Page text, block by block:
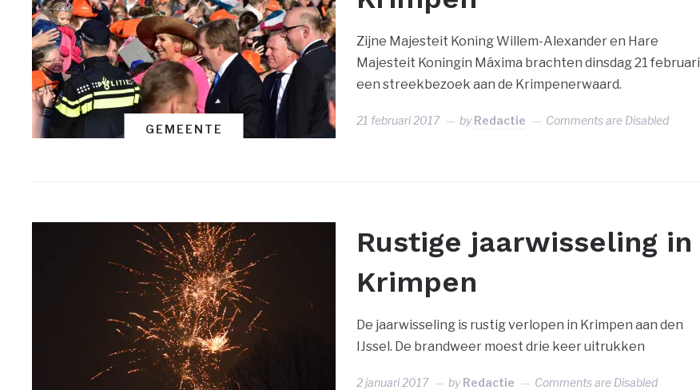
GEMEENTE
Zijne Majesteit Koning Willem-Alexander en Hare
Majesteit Koningin Máxima brachten dinsdag 21 februari
een streekbezoek aan de Krimpenerwaard.
21 februari 2017 byRedactie Comments are Disabled
Rustige jaarwisseling in
Krimpen
De jaarwisseling is rustig verlopen in Krimpen aan den
IJssel. De brandweer moest drie keer uitrukken
2 januari 2017 byRedactie Comments are Disabled